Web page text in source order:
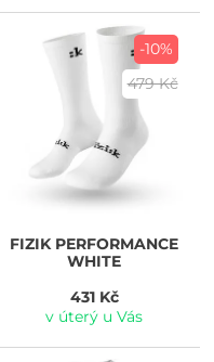
-10%
479 Kč
FIZIKPERFORMANCE
WHITE
431 Kč
v úterý u Vás